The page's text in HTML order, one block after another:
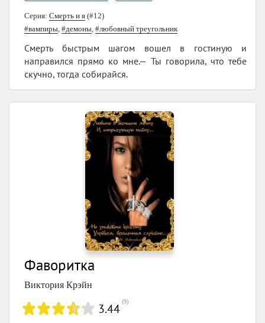
Серия: Смерть и я (#12)
#вампиры #демоны #любовный треугольник
Смерть быстрым шагом вошел в гостиную и
направился прямо ко мне.— Ты говорила, что тебе
скучно, тогда собирайся.
Фаворитка
Виктория Крэйн
3.44 (9)